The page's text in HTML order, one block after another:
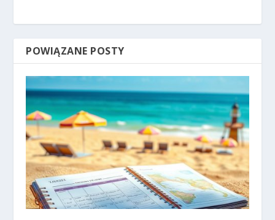
POWIĄZANE POSTY